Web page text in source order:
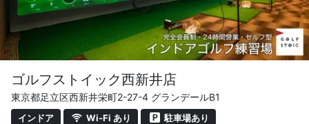
ゴルフストイック西新井店
東京都足立区西新井栄町2-27-4 グランデールB1
インドア Wi-Fi あり 駐車場あり